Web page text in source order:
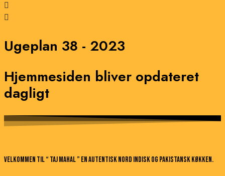
Ugeplan 38 - 2023
Hjemmesiden bliver opdateret
dagligt
Velkommen til “ Taj Mahal ” en autentisk nord indisk og pakistansk køkken.